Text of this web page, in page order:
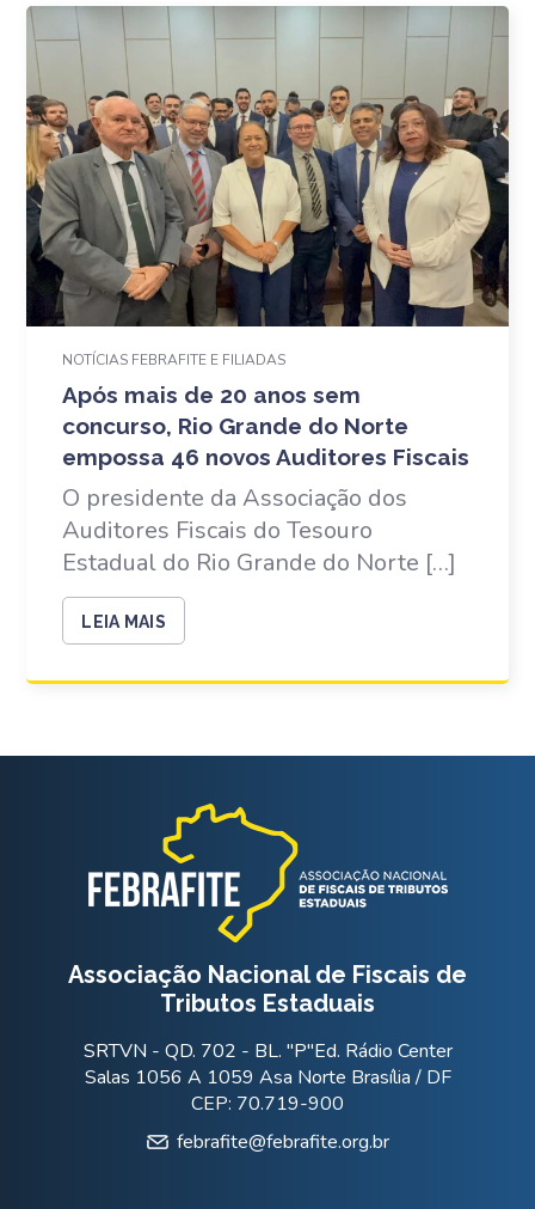
NOTÍCIAS FEBRAFITE E FILIADAS
Após mais de 20 anos sem
concurso, Rio Grande do Norte
empossa 46 novos Auditores Fiscais
O presidente da Associação dos
Auditores Fiscais do Tesouro
Estadual do Rio Grande do Norte […]
LEIA MAIS
Associação Nacional de Fiscais de
Tributos Estaduais
SRTVN - QD. 702 - BL. "P"Ed. Rádio Center
Salas 1056 A 1059 Asa Norte Brasília / DF
CEP: 70.719-900
febrafite@febrafite.org.br